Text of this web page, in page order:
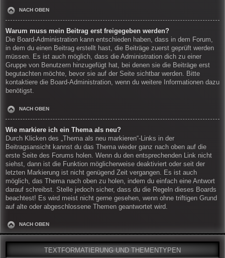
NACH OBEN
Warum muss mein Beitrag erst freigegeben werden?
Die Board-Administration kann entschieden haben, dass in dem Forum,
in dem du einen Beitrag erstellt hast, die Beiträge zuerst geprüft werden
müssen. Es ist auch möglich, dass die Administration dich zu einer
Gruppe von Benutzern hinzugefügt hat, bei denen sie die Beiträge erst
begutachten möchte, bevor sie auf der Seite sichtbar werden. Bitte
kontaktiere die Board-Administration, wenn du weitere Informationen dazu
benötigst.
NACH OBEN
Wie markiere ich ein Thema als neu?
Durch Klicken des „Thema als neu markieren“-Links in der
Beitragsansicht kannst du das Thema wieder ganz nach oben auf die
erste Seite des Forums holen. Wenn du den entsprechenden Link nicht
siehst, dann ist die Funktion möglicherweise deaktiviert oder seit der
letzten Markierung ist nicht genügend Zeit vergangen. Es ist auch
möglich, das Thema nach oben zu holen, indem du einfach eine Antwort
darauf schreibst. Stelle jedoch sicher, dass du die Regeln dieses Boards
beachtest! Es wird meist nicht gerne gesehen, wenn ohne triftigen Grund
auf alte oder abgeschlossene Themen geantwortet wird.
NACH OBEN
TEXTFORMATIERUNG UND THEMENTYPEN